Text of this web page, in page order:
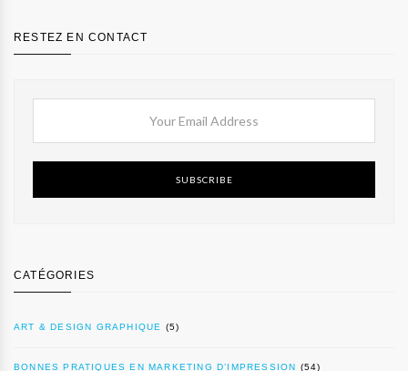
RESTEZ EN CONTACT
SUBSCRIBE
CATÉGORIES
ART & DESIGN GRAPHIQUE (5)
BONNES PRATIQUES EN MARKETING D’IMPRESSION (54)